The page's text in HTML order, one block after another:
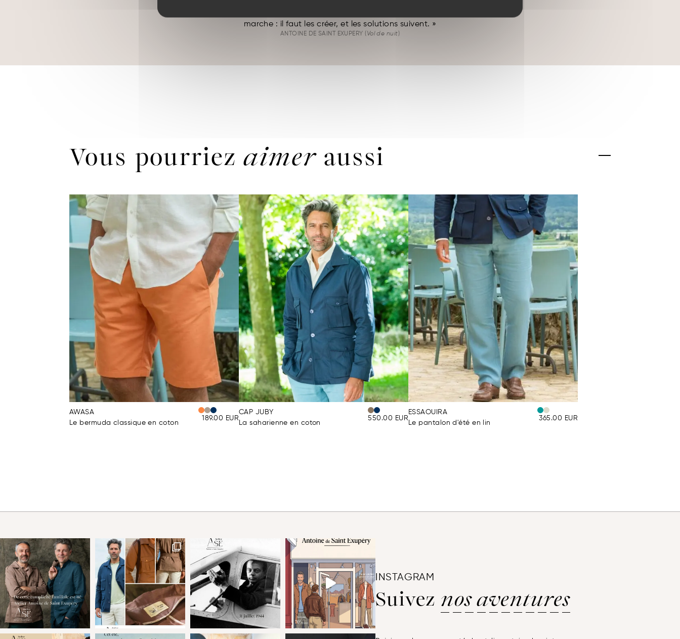
marche : il faut les créer, et les solutions suivent. »
ANTOINE DE SAINT EXUPERY ( Vol de nuit)
Vous pourriezaimeraussi
AWASA
Le bermuda classique en coton
189.00 EUR
CAP JUBY
La saharienne en coton
550.00 EUR
ESSAOUIRA
Le pantalon d'été en lin
365.00 EUR
INSTAGRAM
Suivez nos aventures